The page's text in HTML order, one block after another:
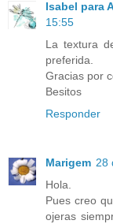
Isabel para
15:55
La textura
preferida.
Gracias por
Besitos
Responder
Marigem 28
Hola.
Pues creo
ojeras